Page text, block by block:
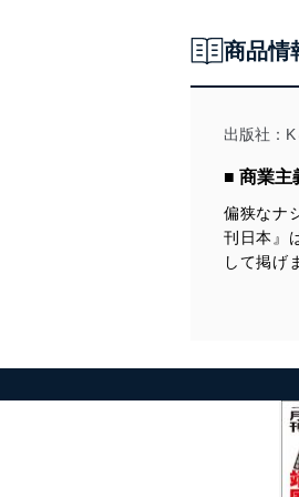
『知られざる金正恩 四代目プリンセス
高山 住男 いすみ市沖洋上風力発電事
中村 友哉 自社さ型か、自公保型か
池口 恵観 新たな政権政党として再ス
南丘喜八郎 「アジアは一つ」岡倉天心
西村 眞悟 二つの情報敗戦 ノモンハン
三浦小太郎 東トルキスタン独立宣言
Turkistan’s Right to
松崎 哲久 生成ＡＩの逆探知技術の開発
く～」
高野 善一 政治風刺小説 一読三嘆ラ・
さよならだけが人生だ 相楽総三 裏切ら
商品情
出版社：
■ 商業主
偏狭なナ
刊日本』
して掲げ